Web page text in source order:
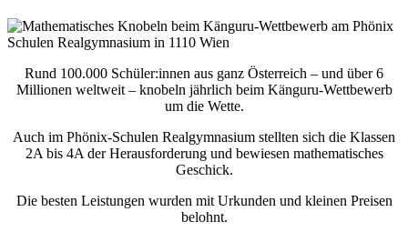
Rund 100.000 Schüler:innen aus ganz Österreich – und über 6
Millionen weltweit – knobeln jährlich beim Känguru-Wettbewerb
um die Wette.
Auch im Phönix-Schulen Realgymnasium stellten sich die Klassen
2A bis 4A der Herausforderung und bewiesen mathematisches
Geschick.
Die besten Leistungen wurden mit Urkunden und kleinen Preisen
belohnt.